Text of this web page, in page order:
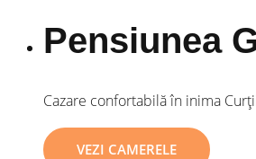
Pensiunea
Cazare confortabilă în inima
VEZI CAMERELE